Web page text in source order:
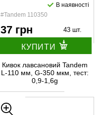
#Tandem 110350
В наявності
37 грн 43 шт.
КУПИТИ
Кивок лавсановий Tandem
L-110 мм, G-350 мкм, тест:
0,9-1,6g